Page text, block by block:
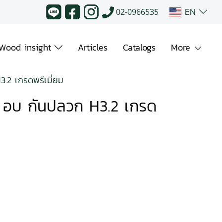
02-0966535 EN
insight Articles Catalogs More
เกรดพรีเมี่ยม
บ กันปลวก H3.2 เกรด